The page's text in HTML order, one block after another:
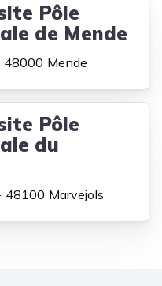
Pôle
de Mende
48000 Mende
Pôle
du
48100 Marvejols